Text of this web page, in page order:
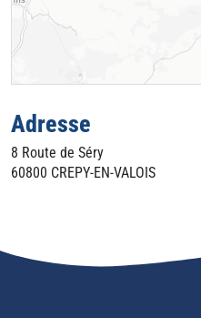
Adresse
8 Route de Séry
60800 CREPY-EN-VALOIS